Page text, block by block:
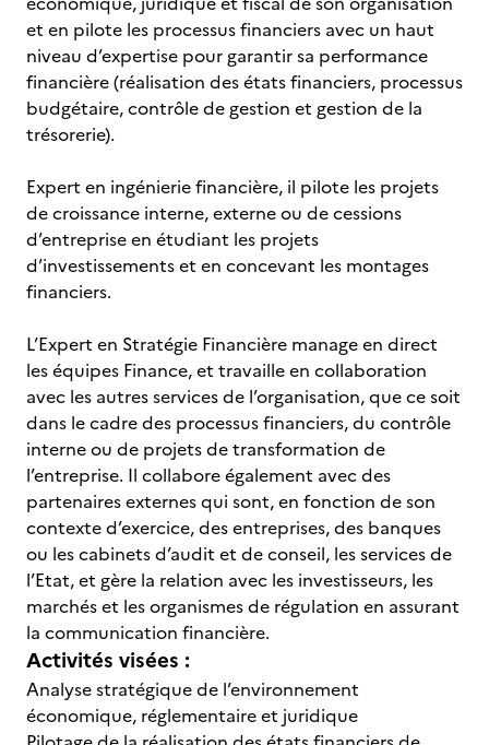
et en pilote les processus financiers avec un haut
niveau d’expertise pour garantir sa performance
financière (réalisation des états financiers, processus
budgétaire, contrôle de gestion et gestion de la
trésorerie).
Expert en ingénierie financière, il pilote les projets
de croissance interne, externe ou de cessions
d’entreprise en étudiant les projets
d’investissements et en concevant les montages
financiers.
L’Expert en Stratégie Financière manage en direct
les équipes Finance, et travaille en collaboration
avec les autres services de l’organisation, que ce soit
dans le cadre des processus financiers, du contrôle
interne ou de projets de transformation de
l’entreprise. Il collabore également avec des
partenaires externes qui sont, en fonction de son
contexte d’exercice, des entreprises, des banques
ou les cabinets d’audit et de conseil, les services de
l’Etat, et gère la relation avec les investisseurs, les
marchés et les organismes de régulation en assurant
la communication financière.
Activités visées :
Analyse stratégique de l’environnement
économique, réglementaire et juridique